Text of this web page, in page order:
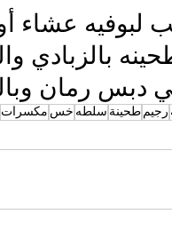
لبوفيه عشاء
بالزبادي
دبس رمان
مكسرات خس سلطه طحينةرجيم